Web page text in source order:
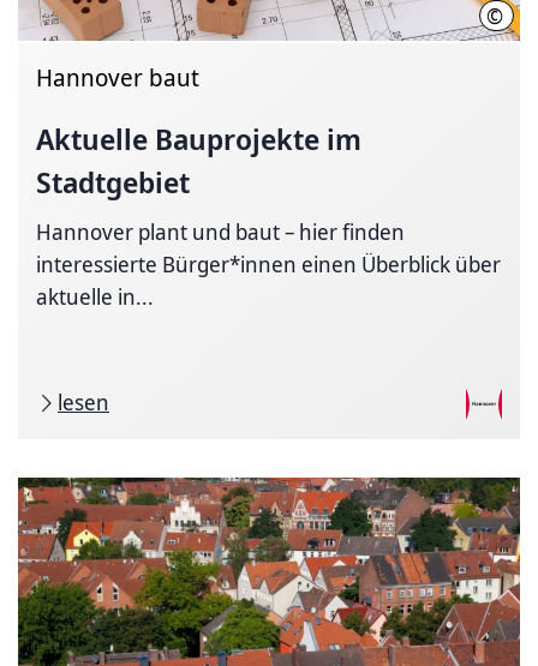
©
Hannover baut
Aktuelle Bauprojekte im
Stadtgebiet
Hannover plant und baut – hier finden
interessierte Bürger*innen einen Überblick über
aktuelle in...
lesen